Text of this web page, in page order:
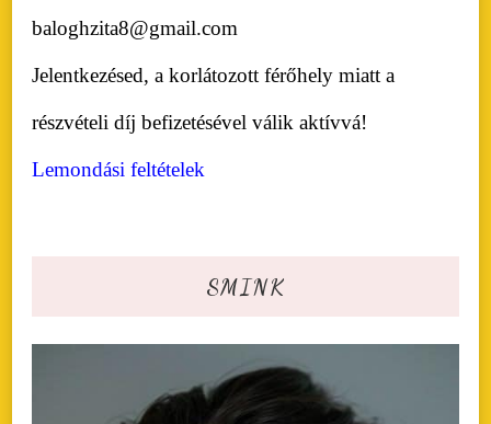
baloghzita8@gmail.com
Jelentkezésed, a korlátozott férőhely miatt a
részvételi díj befizetésével válik aktívvá!
Lemondási feltételek
SMINK